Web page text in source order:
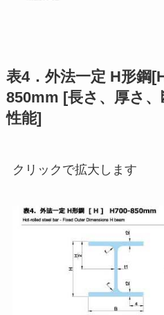
表4．外法一定 H形
850mm [長さ、厚さ
性能]
クリックで拡大します